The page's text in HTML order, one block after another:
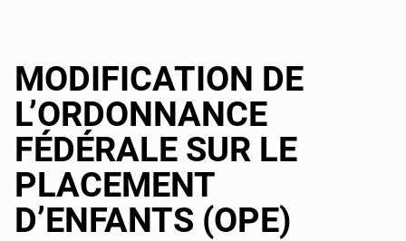
MODIFICATION DE
L’ORDONNANCE
FÉDÉRALE SUR LE
PLACEMENT
D’ENFANTS (OPE)